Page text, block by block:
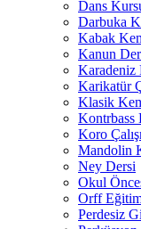
Dans
Darbuka
Kabak
Kanun
Karadeniz
Karikatür
Klasik
Kontrbass
Koro
Mandolin
Ney Dersi
Okul
Orff
Perdesiz